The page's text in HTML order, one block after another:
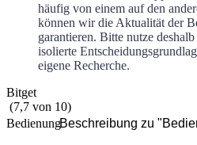
häufig von einem auf den
können wir die Aktualität der
garantieren. Bitte nutze
isolierte
eigene Recherche.
Bitget
(7,7 von 10)
BedienungBeschreibung zu